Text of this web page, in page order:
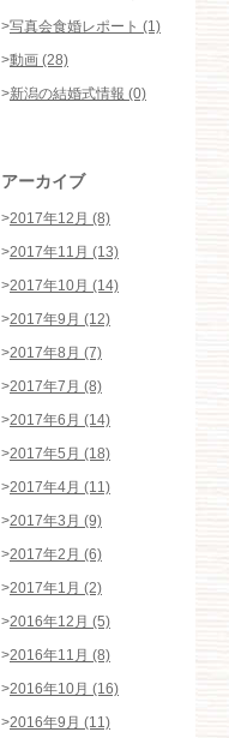
>写真会食婚レポート (1)
>動画 (28)
>新潟の結婚式情報 (0)
アーカイブ
>2017年12月 (8)
>2017年11月 (13)
>2017年10月 (14)
>2017年9月 (12)
>2017年8月 (7)
>2017年7月 (8)
>2017年6月 (14)
>2017年5月 (18)
>2017年4月 (11)
>2017年3月 (9)
>2017年2月 (6)
>2017年1月 (2)
>2016年12月 (5)
>2016年11月 (8)
>2016年10月 (16)
>2016年9月 (11)